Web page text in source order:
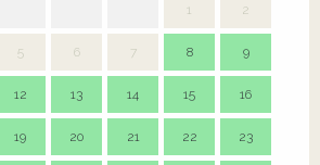
1 2
5 6 7 8 9
12 13 14 15 16
19 20 21 22 23